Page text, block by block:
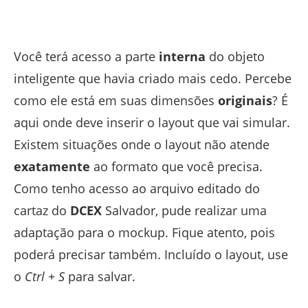
Você terá acesso a parte interna do objeto
inteligente que havia criado mais cedo. Percebe
como ele está em suas dimensões originais? É
aqui onde deve inserir o layout que vai simular.
Existem situações onde o layout não atende
exatamente ao formato que você precisa.
Como tenho acesso ao arquivo editado do
cartaz do DCEX Salvador, pude realizar uma
adaptação para o mockup. Fique atento, pois
poderá precisar também. Incluído o layout, use
o Ctrl + S para salvar.